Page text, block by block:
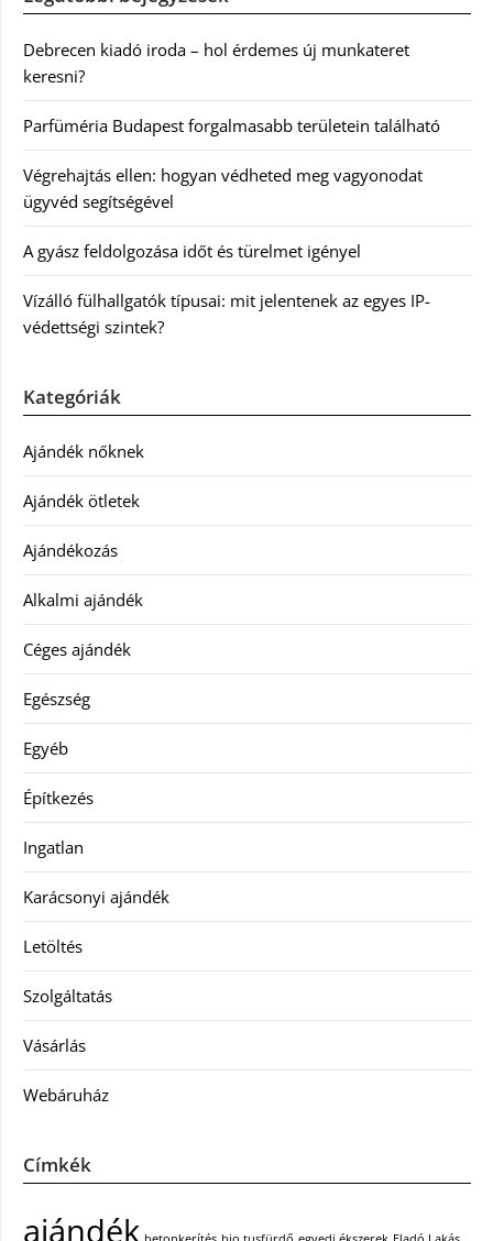
Debrecen kiadó iroda – hol érdemes új munkateret
keresni?
Parfüméria Budapest forgalmasabb területein található
Végrehajtás ellen: hogyan védheted meg vagyonodat
ügyvéd segítségével
A gyász feldolgozása időt és türelmet igényel
Vízálló fülhallgatók típusai: mit jelentenek az egyes IP-
védettségi szintek?
Kategóriák
Ajándék nőknek
Ajándék ötletek
Ajándékozás
Alkalmi ajándék
Céges ajándék
Egészség
Egyéb
Építkezés
Ingatlan
Karácsonyi ajándék
Letöltés
Szolgáltatás
Vásárlás
Webáruház
Címkék
ajándék